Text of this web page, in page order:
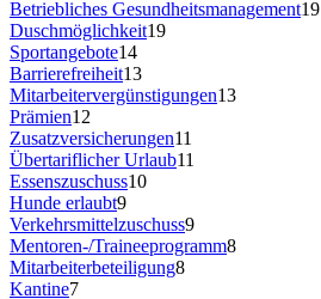
Betriebliches Gesundheitsmanagement19
Duschmöglichkeit19
Sportangebote14
Barrierefreiheit13
Mitarbeitervergünstigungen13
Prämien12
Zusatzversicherungen11
Übertariflicher Urlaub11
Essenszuschuss10
Hunde erlaubt9
Verkehrsmittelzuschuss9
Mentoren-/Traineeprogramm8
Mitarbeiterbeteiligung8
Kantine7